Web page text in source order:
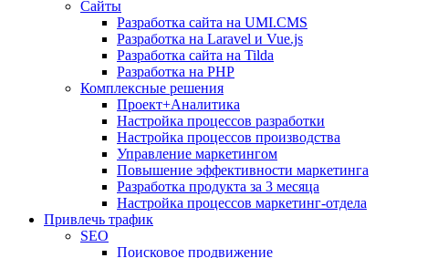
Сайты
Разработка сайта на UMI.CMS
Разработка на Laravel и Vue.js
Разработка сайта на Tilda
Разработка на PHP
Комплексные решения
Проект+Аналитика
Настройка процессов разработки
Настройка процессов производства
Управление маркетингом
Повышение эффективности маркетинга
Разработка продукта за 3 месяца
Настройка процессов маркетинг-отдела
Привлечь трафик
SEO
Поисковое продвижение